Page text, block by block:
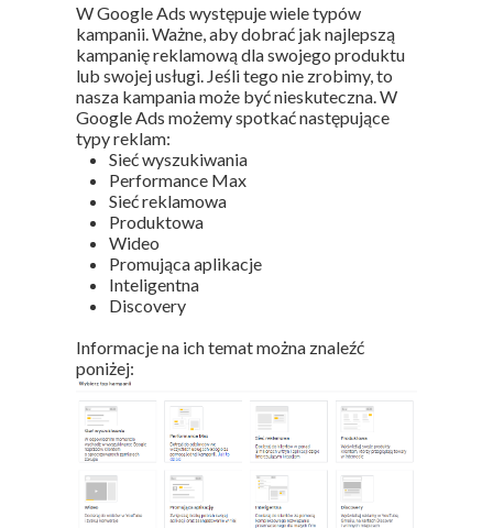
W Google Ads występuje wiele typów
kampanii. Ważne, aby dobrać jak najlepszą
kampanię reklamową dla swojego produktu
lub swojej usługi. Jeśli tego nie zrobimy, to
nasza kampania może być nieskuteczna. W
Google Ads możemy spotkać następujące
typy reklam:
Sieć wyszukiwania
Performance Max
Sieć reklamowa
Produktowa
Wideo
Promująca aplikacje
Inteligentna
Discovery
Informacje na ich temat można znaleźć
poniżej: